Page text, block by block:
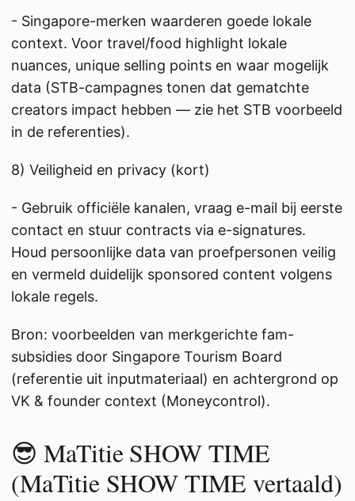
- Singapore-merken waarderen goede lokale
context. Voor travel/food highlight lokale
nuances, unique selling points en waar mogelijk
data (STB-campagnes tonen dat gematchte
creators impact hebben — zie het STB voorbeeld
in de referenties).
8) Veiligheid en privacy (kort)
- Gebruik officiële kanalen, vraag e-mail bij eerste
contact en stuur contracts via e-signatures.
Houd persoonlijke data van proefpersonen veilig
en vermeld duidelijk sponsored content volgens
lokale regels.
Bron: voorbeelden van merkgerichte fam-
subsidies door Singapore Tourism Board
(referentie uit inputmateriaal) en achtergrond op
VK & founder context (Moneycontrol).
😎 MaTitie SHOW TIME
(MaTitie SHOW TIME vertaald)